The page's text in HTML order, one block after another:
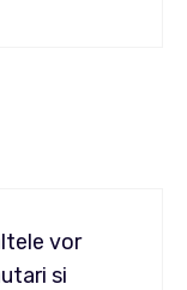
vor
si